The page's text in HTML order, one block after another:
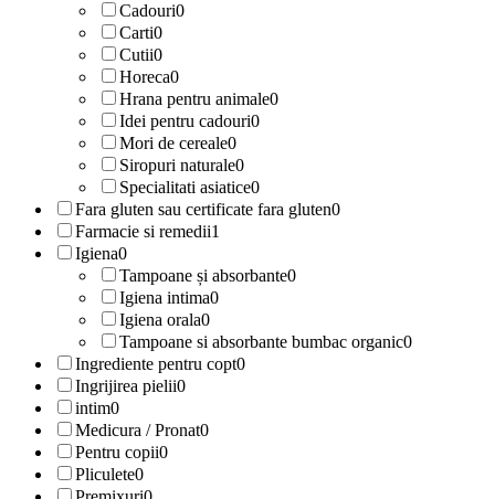
Cadouri0
Carti0
Cutii0
Horeca0
Hrana pentru animale0
Idei pentru cadouri0
Mori de cereale0
Siropuri naturale0
Specialitati asiatice0
Fara gluten sau certificate fara gluten0
Farmacie si remedii1
Igiena0
Tampoane și absorbante0
Igiena intima0
Igiena orala0
Tampoane si absorbante bumbac organic0
Ingrediente pentru copt0
Ingrijirea pielii0
intim0
Medicura / Pronat0
Pentru copii0
Pliculete0